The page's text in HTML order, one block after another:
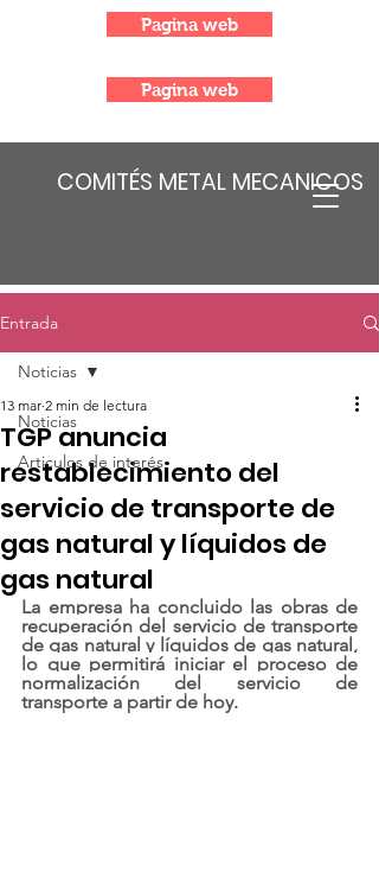
COMITÉS METAL MECANICOS
Pagina web
Pagina web
Entrada
Noticias
Articulos de interés
Noticias
TGP anuncia
restablecimiento del
servicio de transporte de
gas natural y líquidos de
gas natural
13 mar 2 min de lectura
La empresa ha concluido las obras de
recuperación del servicio de transporte
de gas natural y líquidos de gas natural,
lo que permitirá iniciar el proceso de
normalización del servicio de
transporte a partir de hoy.